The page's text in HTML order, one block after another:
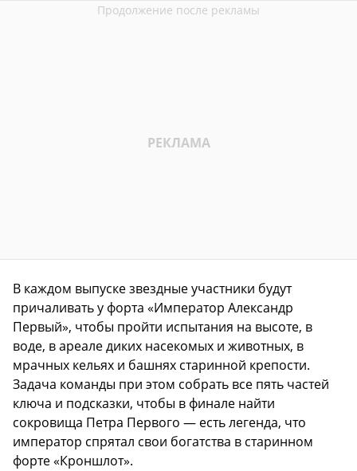
В каждом выпуске звездные участники будут
причаливать у форта «Император Александр
Первый», чтобы пройти испытания на высоте, в
воде, в ареале диких насекомых и животных, в
мрачных кельях и башнях старинной крепости.
Задача команды при этом собрать все пять частей
ключа и подсказки, чтобы в финале найти
сокровища Петра Первого — есть легенда, что
император спрятал свои богатства в старинном
форте «Кроншлот».